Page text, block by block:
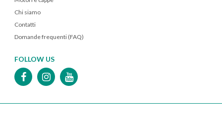
Chi siamo
Contatti
Domande frequenti (FAQ)
FOLLOW US